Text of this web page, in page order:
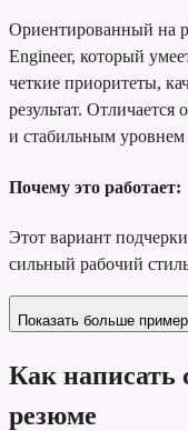
Ориентированный на
Engineer, который
четкие приоритеты,
результат.
и стабильным уровнем
Почему это работает:
Этот вариант
сильный рабочий
Показать больше
Как написать
резюме